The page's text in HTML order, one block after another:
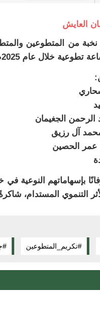
العايش
من المتطوعين
الرحمن الجغيمان
آل رزيق
الحصين
بإسهاماتهم النوعية
التنموي المستدام،
#تكريم_المتطوعين